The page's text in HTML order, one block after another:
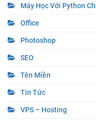
Máy Học Với Python
Office
Photoshop
SEO
Tên Miền
Tin Tức
VPS – Hosting